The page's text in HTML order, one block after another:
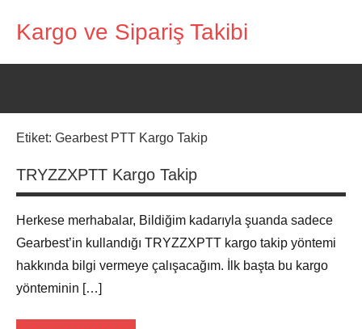
Kargo ve Sipariş Takibi
Kargo
Etiket: Gearbest PTT Kargo Takip
TRYZZXPTT Kargo Takip
Herkese merhabalar, Bildiğim kadarıyla şuanda sadece
Gearbest’in kullandığı TRYZZXPTT kargo takip yöntemi
hakkında bilgi vermeye çalışacağım. İlk başta bu kargo
yönteminin […]